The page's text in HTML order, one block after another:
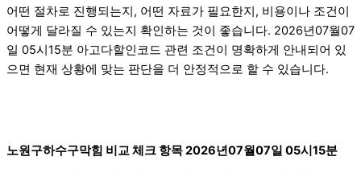
어떤 절차로 진행되는지, 어떤 자료가 필요한지, 비용이나 조건이
어떻게 달라질 수 있는지 확인하는 것이 좋습니다. 2026년07월07
일 05시15분 아고다할인코드 관련 조건이 명확하게 안내되어 있
으면 현재 상황에 맞는 판단을 더 안정적으로 할 수 있습니다.
노원구하수구막힘 비교 체크 항목 2026년07월07일 05시15분